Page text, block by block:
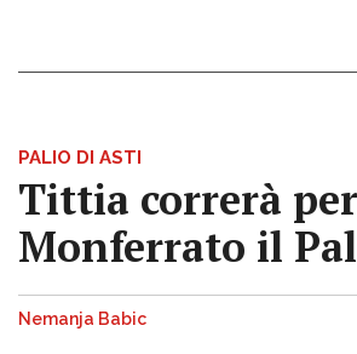
PALIO DI ASTI
Tittia correrà
Monferrato il
Nemanja Babic